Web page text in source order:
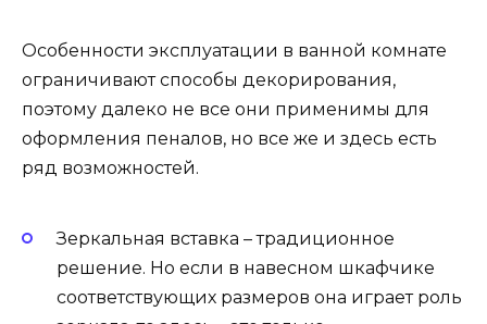
Особенности эксплуатации в ванной комнате
ограничивают способы декорирования,
поэтому далеко не все они применимы для
оформления пеналов, но все же и здесь есть
ряд возможностей.
Зеркальная вставка – традиционное
решение. Но если в навесном шкафчике
соответствующих размеров она играет роль